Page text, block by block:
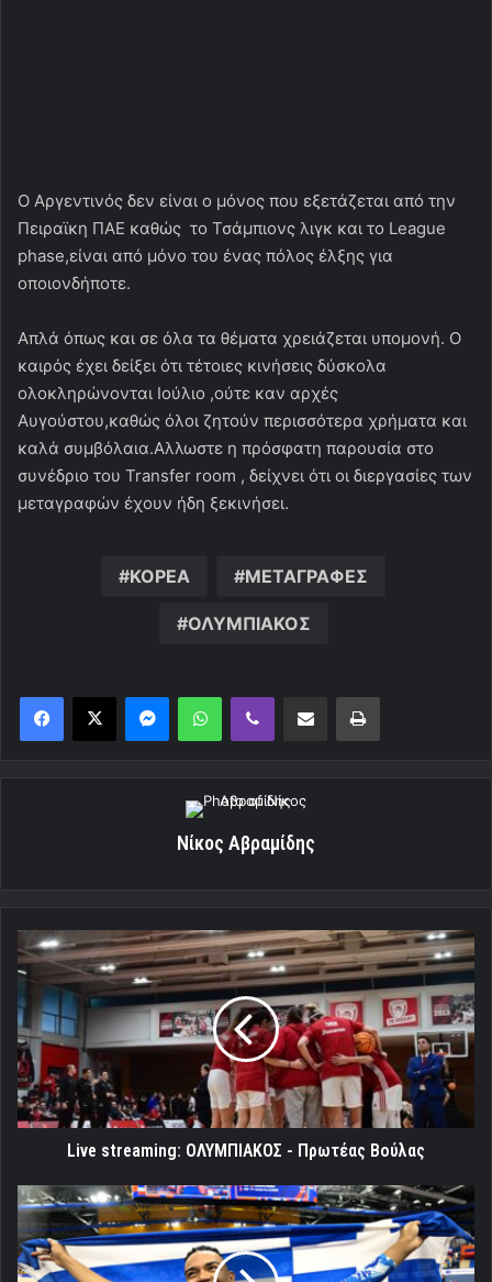
Ο Αργεντινός δεν είναι ο μόνος που εξετάζεται από την
Πειραϊκη ΠΑΕ καθώς το Τσάμπιονς λιγκ και το League
phase,είναι από μόνο του ένας πόλος έλξης για
οποιονδήποτε.
Απλά όπως και σε όλα τα θέματα χρειάζεται υπομονή. Ο
καιρός έχει δείξει ότι τέτοιες κινήσεις δύσκολα
ολοκληρώνονται Ιούλιο ,ούτε καν αρχές
Αυγούστου,καθώς όλοι ζητούν περισσότερα χρήματα και
καλά συμβόλαια.Αλλωστε η πρόσφατη παρουσία στο
συνέδριο του Transfer room , δείχνει ότι οι διεργασίες των
μεταγραφών έχουν ήδη ξεκινήσει.
ΚΟΡΕΑ ΜΕΤΑΓΡΑΦΕΣ
ΟΛΥΜΠΙΑΚΟΣ
MessengerWhatsAppViber Κοινοποίηση μέσω ηλεκτρονικού ταχυδρομείουΕκτύπωση
Νίκος Αβραμίδης
Live
streaming:
ΟΛΥΜΠΙΑΚΟΣ
-
Πρωτέας
Βούλας
Live streaming: ΟΛΥΜΠΙΑΚΟΣ - Πρωτέας Βούλας
Καραλής:
Ασημένιος
στο
Παγκόσμιο